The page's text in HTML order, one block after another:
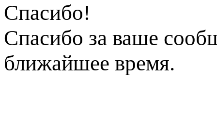
Спасибо!
Спасибо за ваше
ближайшее время.